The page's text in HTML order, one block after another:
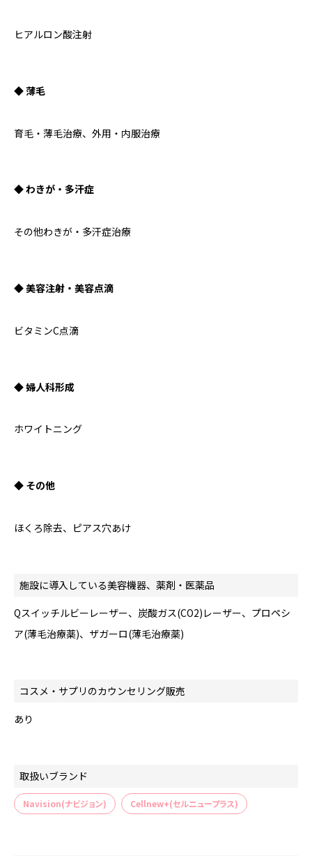
ヒアルロン酸注射
◆ 薄毛
育毛・薄毛治療、外用・内服治療
◆ わきが・多汗症
その他わきが・多汗症治療
◆ 美容注射・美容点滴
ビタミンC点滴
◆ 婦人科形成
ホワイトニング
◆ その他
ほくろ除去、ピアス穴あけ
施設に導入している美容機器、薬剤・医薬品
Qスイッチルビーレーザー、炭酸ガス(CO2)レーザー、プロペシ
ア(薄毛治療薬)、ザガーロ(薄毛治療薬)
コスメ・サプリのカウンセリング販売
あり
取扱いブランド
Navision(ナビジョン) Cellnew+(セルニュープラス)